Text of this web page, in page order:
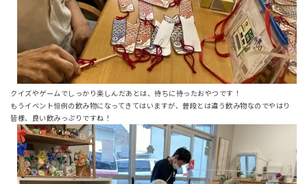
クイズやゲームでしっかり楽しんだあとは、待ちに待ったおやつです！
もうイベント恒例の飲み物になってきてはいますが、普段とは違う飲み物なのでやはり
皆様、良い飲みっぷりですね！